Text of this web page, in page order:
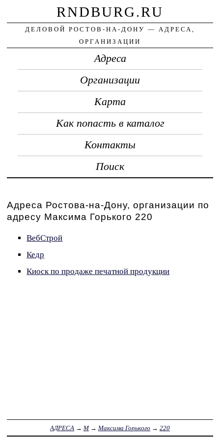
RNDBURG.RU
ДЕЛОВОЙ РОСТОВ-НА-ДОНУ — АДРЕСА,
ОРГАНИЗАЦИИ
Адреса
Организации
Карта
Как попасть в каталог
Контакты
Поиск
Адреса Ростова-на-Дону, организации по
адресу Максима Горького 220
ВебСтрой
Кедр
Киоск по продаже печатной продукции
АДРЕСА → М→ Максима Горького → 220